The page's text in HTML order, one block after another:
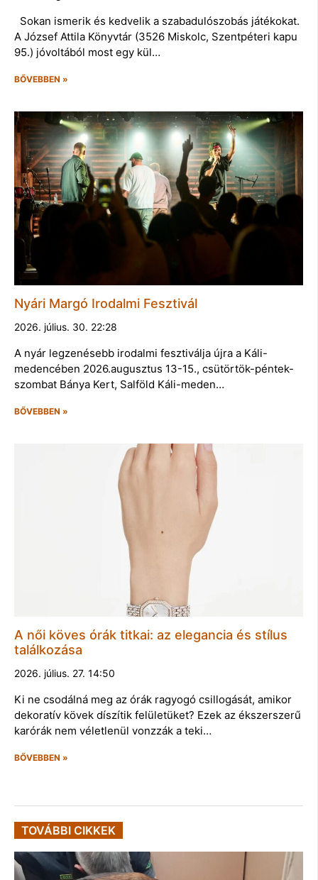
Sokan ismerik és kedvelik a szabadulószobás játékokat.
A József Attila Könyvtár (3526 Miskolc, Szentpéteri kapu
95.) jóvoltából most egy kül…
BŐVEBBEN »
Nyári Margó Irodalmi Fesztivál
2026. július. 30. 22:28
A nyár legzenésebb irodalmi fesztiválja újra a Káli-
medencében 2026.augusztus 13-15., csütörtök-péntek-
szombat Bánya Kert, Salföld Káli-meden…
BŐVEBBEN »
A női köves órák titkai: az elegancia és stílus
találkozása
2026. július. 27. 14:50
Ki ne csodálná meg az órák ragyogó csillogását, amikor
dekoratív kövek díszítik felületüket? Ezek az ékszerszerű
karórák nem véletlenül vonzzák a teki…
BŐVEBBEN »
TOVÁBBI CIKKEK